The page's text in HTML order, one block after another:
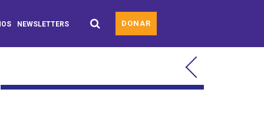
NEWSLETTERS DONAR